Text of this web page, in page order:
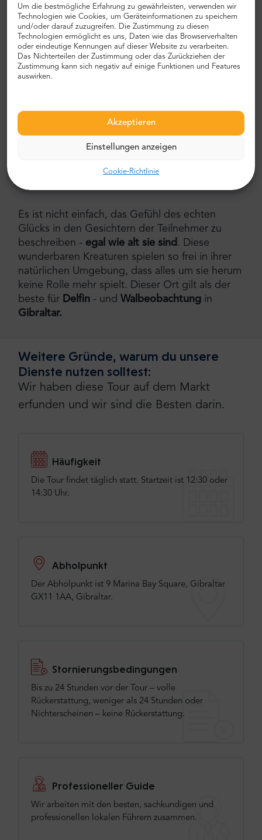
Um die bestmögliche Erfahrung zu gewährleisten, verwenden wir
Technologien wie Cookies, um Geräteinformationen zu speichern
und/oder darauf zuzugreifen. Die Zustimmung zu diesen
Technologien ermöglicht es uns, Daten wie das Browserverhalten
oder eindeutige Kennungen auf dieser Website zu verarbeiten.
Das Nichterteilen der Zustimmung oder das Zurückziehen der
Zustimmung kann sich negativ auf einige Funktionen und Features
auswirken.
Akzeptieren
Einstellungen anzeigen
Cookie-Richtlinie
mindestens 3 Arten von Delfinen. Sie kommen,
um sich von den reichen Schoals von Sardinen,
Makrelen und fliegenden Fischen zu ernähren,
die in den Gewässernder Bucht von Gibraltar
schwimmen. Die Delfinbeobachtung kann mehr
sehen zeigen! Beobachten Sie, wie Delfine zum
Ihren Füßen. Es ist eine wahrhaft
Warum lohnt es sich, an der Gibraltar Dolphins
Tour teilzunehmen?
Es ist nicht einfach, das Gefühl des echten
Glücks in den Gesichtern der Teilnehmer zu
beschreiben - egal wie alt sie sind . Diese
wunderbaren Kreaturen spielen so frei in ihrer
natürlichen Umgebung, dass alles um sie herum
keine Rolle mehr spielt. Dieser Ort gilt als der
beste für Delfin - und Walbeobachtung in
Gibraltar.
Weitere Gründe, warum du unsere
Dienste nutzen solltest:
Wir haben diese Tour auf dem Markt
erfunden und wir sind die Besten darin.
Häufigkeit
Die Tour findet täglich statt. Startzeit ist 12:30 oder
14:30 Uhr.
Abholpunkt
Der Abholpunkt ist 9 Marina Bay Square, Gibraltar
GX11 1AA, Gibraltar.
Stornierungsbedingungen
Bis zu 24 Stunden vor der Tour – volle
Rückerstattung, weniger als 24 Stunden oder
Nichterscheinen – keine Rückerstattung.
Professioneller Guide
Wir arbeiten mit den besten, sachkundigen und
professionellen lokalen Führern zusammen.